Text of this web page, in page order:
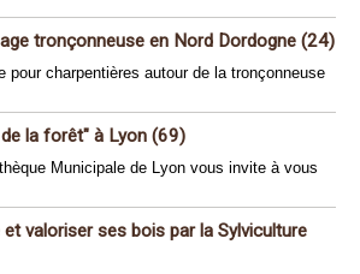
tronçonneuse en Nord Dordogne (24)
pour charpentières autour de la tronçonneuse
la forêt" à Lyon (69)
Municipale de Lyon vous invite à vous
valoriser ses bois par la Sylviculture